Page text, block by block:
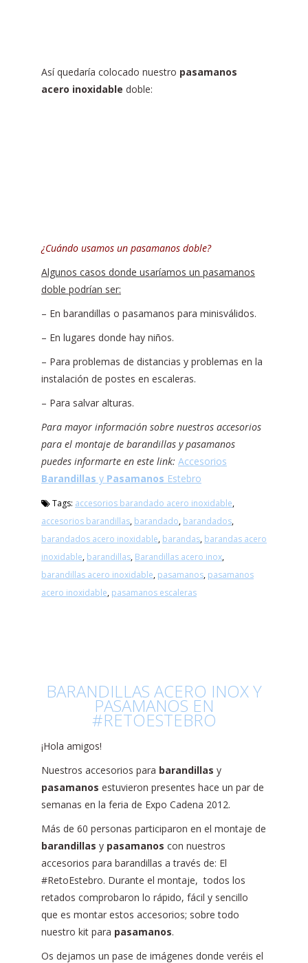
Así quedaría colocado nuestro pasamanos
acero inoxidable doble:
¿Cuándo usamos un pasamanos doble?
Algunos casos donde usaríamos un pasamanos
doble podrían ser:
– En barandillas o pasamanos para minisválidos.
– En lugares donde hay niños.
– Para problemas de distancias y problemas en la
instalación de postes en escaleras.
– Para salvar alturas.
Para mayor información sobre nuestros accesorios
para el montaje de barandillas y pasamanos
puedes informarte en este link: Accesorios
Barandillas y Pasamanos Estebro
Tags: accesorios barandado acero inoxidable,
accesorios barandillas, barandado, barandados,
barandados acero inoxidable, barandas, barandas acero
inoxidable, barandillas, Barandillas acero inox,
barandillas acero inoxidable, pasamanos, pasamanos
acero inoxidable, pasamanos escaleras
BARANDILLAS ACERO INOX Y
PASAMANOS EN
#RETOESTEBRO
¡Hola amigos!
Nuestros accesorios para barandillas y
pasamanos estuvieron presentes hace un par de
semanas en la feria de Expo Cadena 2012.
Más de 60 personas participaron en el montaje de
barandillas y pasamanos con nuestros
accesorios para barandillas a través de: El
#RetoEstebro. Durante el montaje, todos los
retados comprobaron lo rápido, fácil y sencillo
que es montar estos accesorios; sobre todo
nuestro kit para pasamanos.
Os dejamos un pase de imágenes donde veréis el